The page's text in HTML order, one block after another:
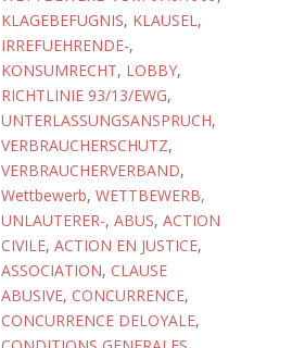
KLAGEBEFUGNIS, KLAUSEL,
IRREFUEHRENDE-,
KONSUMRECHT, LOBBY,
RICHTLINIE 93/13/EWG,
UNTERLASSUNGSANSPRUCH,
VERBRAUCHERSCHUTZ,
VERBRAUCHERVERBAND,
Wettbewerb, WETTBEWERB,
UNLAUTERER-, ABUS, ACTION
CIVILE, ACTION EN JUSTICE,
ASSOCIATION, CLAUSE
ABUSIVE, CONCURRENCE,
CONCURRENCE DELOYALE,